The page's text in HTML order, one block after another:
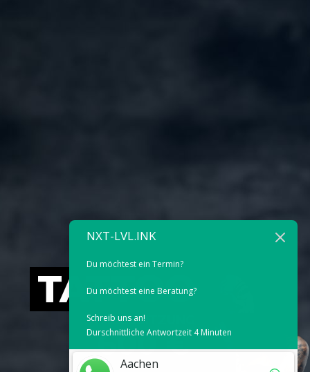
600 €
TAGESSITZUNG
TATTOO
NXT-LVL.INK
Du möchtest ein Termin?
Du möchtest eine Beratung?
Schreib uns an!
Durschnittliche Antwortzeit 4 Minuten
Aachen